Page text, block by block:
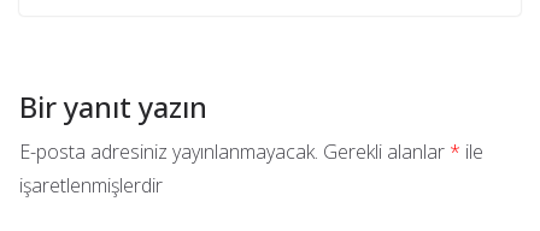
Bir yanıt yazın
E-posta adresiniz yayınlanmayacak. Gerekli alanlar * ile
işaretlenmişlerdir